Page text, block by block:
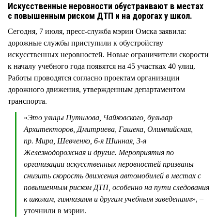
Искусственные неровности обустраивают в местах
с повышенным риском ДТП и на дорогах у школ.
Сегодня, 7 июля, пресс-служба мэрии Омска заявила:
дорожные службы приступили к обустройству
искусственных неровностей. Новые ограничители скорости
к началу учебного года появятся на 45 участках 40 улиц.
Работы проводятся согласно проектам организации
дорожного движения, утвержденным департаментом
транспорта.
«Это улицы Путилова, Чайковского, бульвар
Архитекторов, Дмитриева, Гашека, Олимпийская,
пр. Мира, Шевченко, 6-я Шинная, 3-я
Железнодорожная и другие. Мероприятия по
организации искусственных неровностей призваны
снизить скорость движения автомобилей в местах с
повышенным риском ДТП, особенно на пути следования
к школам, гимназиям и другим учебным заведениям», –
уточнили в мэрии.